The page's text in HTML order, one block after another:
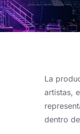
La
artistas,
dentro